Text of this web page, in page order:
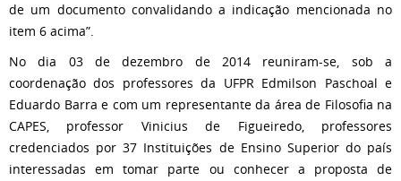
de um documento convalidando a indicação mencionada no
item 6 acima”.
No dia 03 de dezembro de 2014 reuniram-se, sob a
coordenação dos professores da UFPR Edmilson Paschoal e
Eduardo Barra e com um representante da área de Filosofia na
CAPES, professor Vinicius de Figueiredo, professores
credenciados por 37 Instituições de Ensino Superior do país
interessadas em tomar parte ou conhecer a proposta de